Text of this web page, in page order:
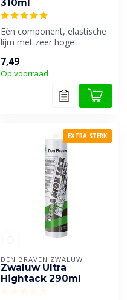
310ml
Eén component, elastische
lijm met zeer hoge
van het h...
7,49
Op voorraad
EXTRA STERK
DEN BRAVEN ZWALUW
Zwaluw Ultra
Hightack 290ml